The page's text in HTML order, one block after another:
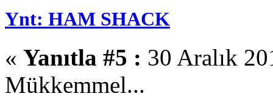
Ynt: HAM SHACK
« Yanıtla #5 : 30 Aralık
Mükkemmel...